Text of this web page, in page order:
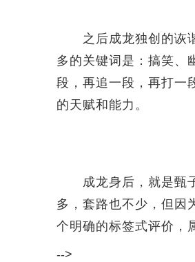
之后成龙独创的诙谐
多的关键词是：搞笑、
段，再追一段，再打一
的天赋和能力。
成龙身后，就是甄子
多，套路也不少，但因
个明确的标签式评价，
-->